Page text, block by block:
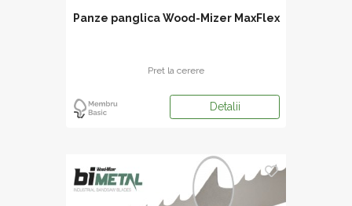
Panze panglica Wood-Mizer MaxFlex
Pret la cerere
Detalii